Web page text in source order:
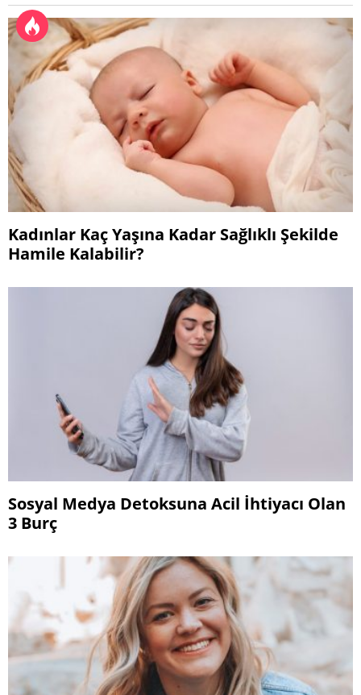
Kadınlar Kaç Yaşına Kadar Sağlıklı Şekilde
Hamile Kalabilir?
Sosyal Medya Detoksuna Acil İhtiyacı Olan
3 Burç